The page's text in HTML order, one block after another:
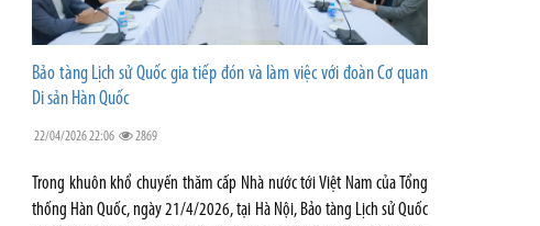
Bảo tàng Lịch sử Quốc gia tiếp đón và làm việc với đoàn Cơ quan
Di sản Hàn Quốc
22/04/2026 22:06 2869
Trong khuôn khổ chuyến thăm cấp Nhà nước tới Việt Nam của Tổng
thống Hàn Quốc, ngày 21/4/2026, tại Hà Nội, Bảo tàng Lịch sử Quốc